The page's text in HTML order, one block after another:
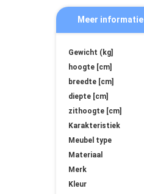
Meer informatie
Meer
informatie
Gewicht (kg]
hoogte [cm]
breedte [cm]
diepte [cm]
zithoogte [cm]
Karakteristiek
Meubel type
Materiaal
Merk
Kleur